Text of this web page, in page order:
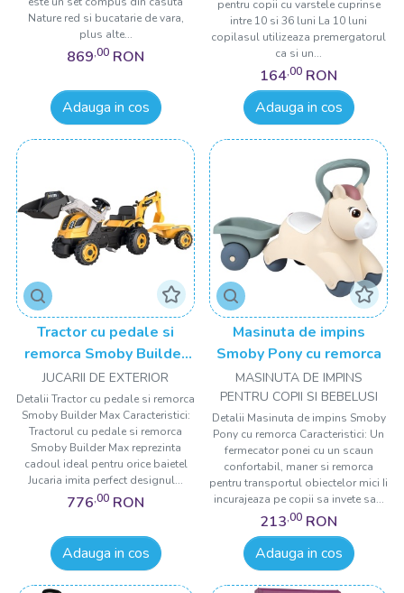
să vă ofere sfaturi și asistență pentru a vă asigura că alegeți
cele mai bune produse potrivite pentru nevoile familiei
dumneavoastră.
Explorați acum colecția noastră diversă de
carucioare, scaune auto și triciclete și
transformați fiecare moment într-o aventură
minunată alături de micuțul dumneavoastră!
Nature red si bucatarie de vara,
plus alte...
869,00 RON
Adauga in cos
pentru copii cu varstele cuprinse
intre 10 si 36 luni La 10 luni
copilasul utilizeaza premergatorul
ca si un...
164,00 RON
Adauga in cos
Tractor cu pedale si
remorca Smoby Builder
Max galben
JUCARII DE EXTERIOR
Detalii Tractor cu pedale si remorca
Smoby Builder Max Caracteristici:
Tractorul cu pedale si remorca
Smoby Builder Max reprezinta
cadoul ideal pentru orice baietel
Jucaria imita perfect designul...
776,00 RON
Adauga in cos
Masinuta de impins
Smoby Pony cu remorca
MASINUTA DE IMPINS
PENTRU COPII SI BEBELUSI
Detalii Masinuta de impins Smoby
Pony cu remorca Caracteristici: Un
fermecator ponei cu un scaun
confortabil, maner si remorca
pentru transportul obiectelor mici Ii
incurajeaza pe copii sa invete sa...
213,00 RON
Adauga in cos